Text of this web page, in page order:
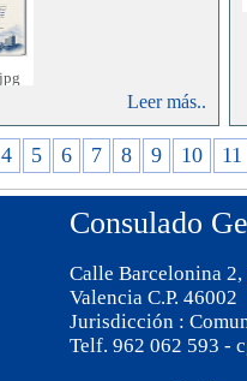
Leer más..
4 5 6 7 8 9 10 11
Consulado
Calle Barcelonina
Valencia C.P. 46002
Jurisdicción :
Telf. 962 062 593 -